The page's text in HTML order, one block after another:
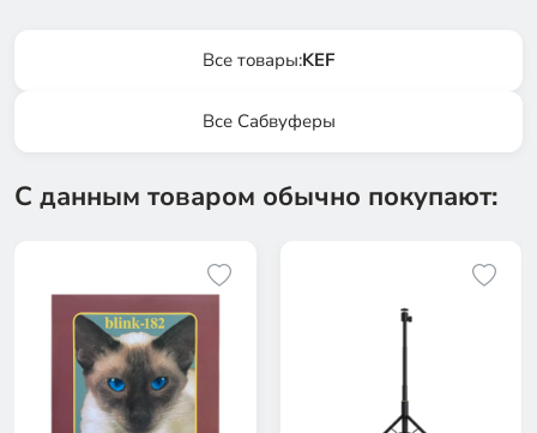
Все товары:KEF
Все Сабвуферы
С данным товаром обычно покупают: